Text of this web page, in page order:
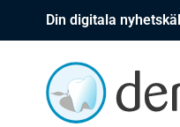
Din digitala